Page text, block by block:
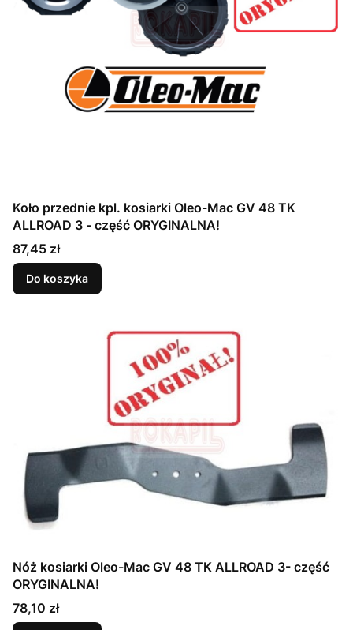
Koło przednie kpl. kosiarki Oleo-Mac GV 48 TK
ALLROAD 3 - część ORYGINALNA!
Cena
87,45 zł
Do koszyka
Nóż kosiarki Oleo-Mac GV 48 TK ALLROAD 3- część
ORYGINALNA!
Cena
78,10 zł